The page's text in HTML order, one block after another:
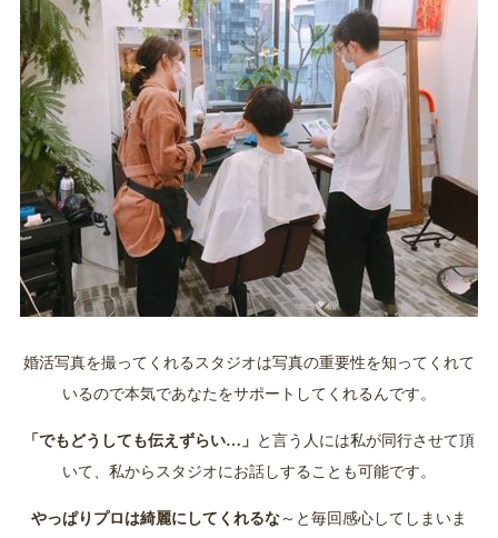
婚活写真を撮ってくれるスタジオは写真の重要性を知ってくれて
いるので本気であなたをサポートしてくれるんです。
「でもどうしても伝えずらい…」 と言う人には私が同行させて頂
いて、私からスタジオにお話しすることも可能です。
やっぱりプロは綺麗にしてくれるな～と毎回感心してしまいま